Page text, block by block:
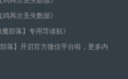
鸡再次丢失数据》
魔部落】专用导读贴》
部落】开启官方微信平台啦，更多内